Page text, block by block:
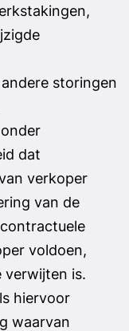
storingen
dat
verkoper
van de
voldoen,
verwijten is.
hiervoor
waarvan